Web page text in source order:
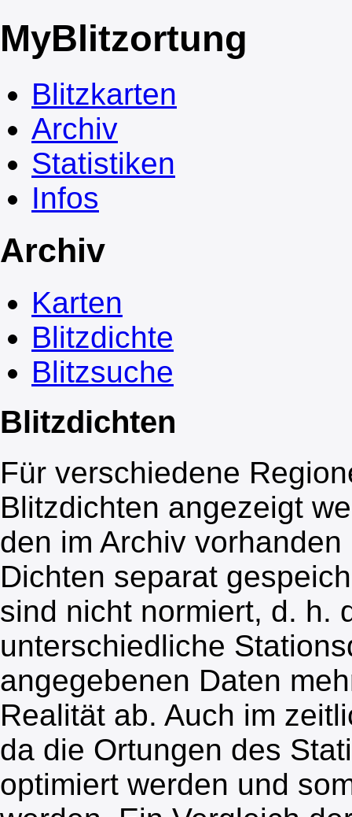
MyBlitzortung
Blitzkarten
Archiv
Statistiken
Infos
Archiv
Karten
Blitzdichte
Blitzsuche
Blitzdichten
Für verschiedene
Blitzdichten angezeigt
den im Archiv
Dichten separat
sind nicht normiert, d. h.
unterschiedliche
angegebenen Daten
Realität ab. Auch im
da die Ortungen des
optimiert werden und